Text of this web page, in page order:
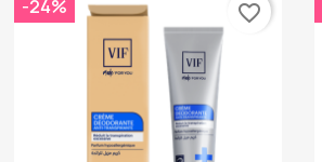
-24% favorite_border